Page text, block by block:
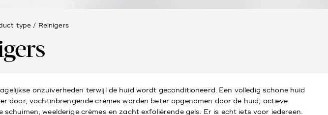
type / Reinigers
onzuiverheden terwijl de huid wordt geconditioneerd. Een volledig schone huid
door, vochtinbrengende crèmes worden beter opgenomen door de huid; actieve
weelderige crèmes en zacht exfoliërende gels. Er is echt iets voor iedereen.